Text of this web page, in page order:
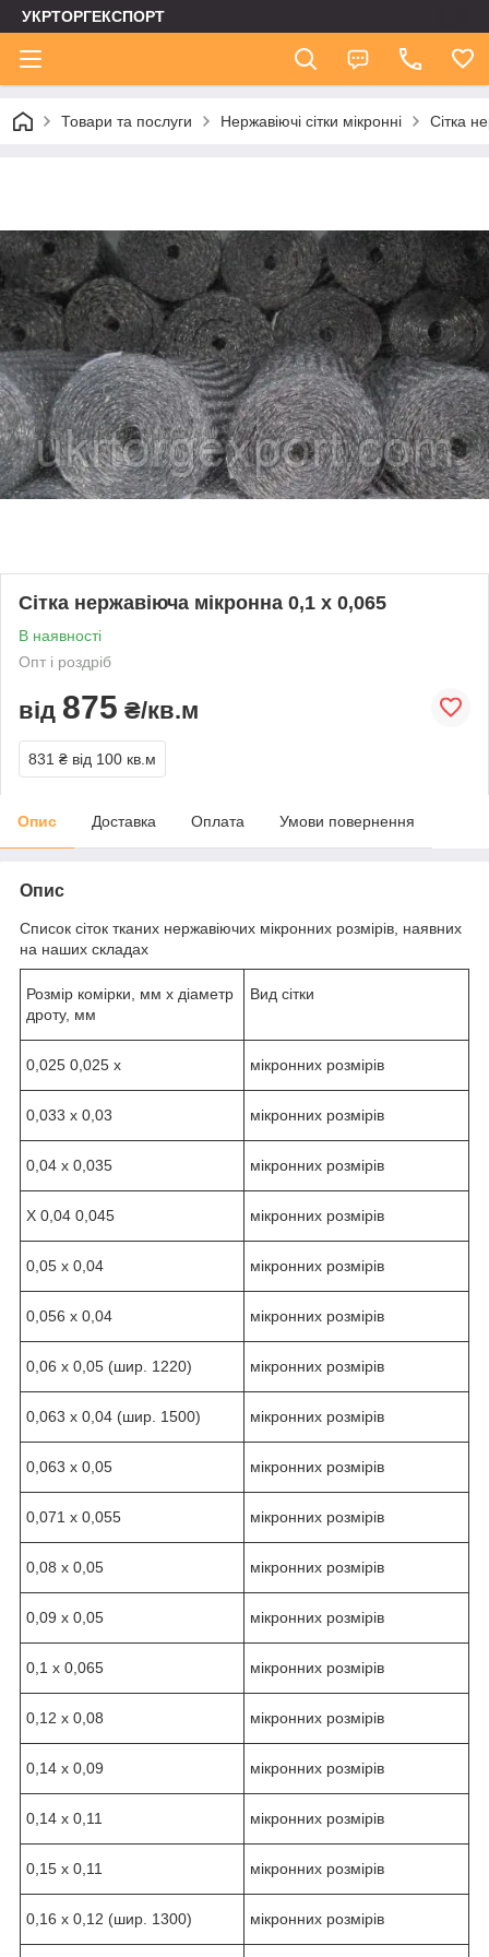
УКРТОРГЕКСПОРТ
Товари та послуги Нержавіючі сітки мікронні Сітка
Сітка нержавіюча мікронна 0,1 х 0,065
В наявності
Опт і роздріб
від 875 ₴/кв.м
831 ₴ від 100 кв.м
Опис Доставка Оплата Умови повернення
Опис
Список сіток тканих нержавіючих мікронних розмірів, наявних
на наших складах
Розмір комірки, мм х діаметр
дроту, мм
Вид сітки
0,025 0,025 х мікронних розмірів
0,033 х 0,03 мікронних розмірів
0,04 х 0,035 мікронних розмірів
Х 0,04 0,045 мікронних розмірів
0,05 х 0,04 мікронних розмірів
0,056 х 0,04 мікронних розмірів
0,06 х 0,05 (шир. 1220) мікронних розмірів
0,063 х 0,04 (шир. 1500) мікронних розмірів
0,063 х 0,05 мікронних розмірів
0,071 х 0,055 мікронних розмірів
0,08 х 0,05 мікронних розмірів
0,09 х 0,05 мікронних розмірів
0,1 х 0,065 мікронних розмірів
0,12 х 0,08 мікронних розмірів
0,14 х 0,09 мікронних розмірів
0,14 х 0,11 мікронних розмірів
0,15 х 0,11 мікронних розмірів
0,16 х 0,12 (шир. 1300) мікронних розмірів